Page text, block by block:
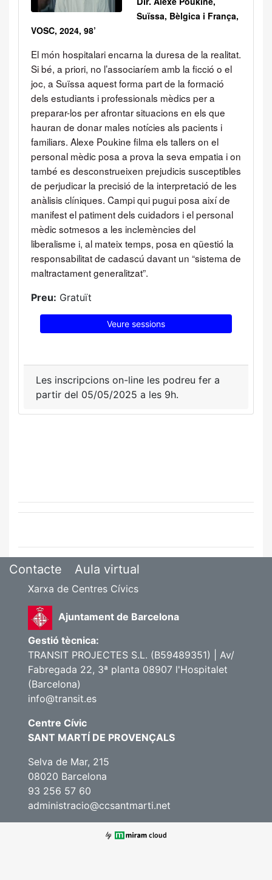
Suïssa, Bèlgica i França,
VOSC, 2024, 98’
El món hospitalari encarna la duresa de la realitat.
Si bé, a priori, no l’associaríem amb la ficció o el
joc, a Suïssa aquest forma part de la formació
dels estudiants i professionals mèdics per a
preparar-los per afrontar situacions en els que
hauran de donar males notícies als pacients i
familiars. Alexe Poukine filma els tallers on el
personal mèdic posa a prova la seva empatia i on
també es desconstrueixen prejudicis susceptibles
de perjudicar la precisió de la interpretació de les
anàlisis clíniques. Campi qui pugui posa així de
manifest el patiment dels cuidadors i el personal
mèdic sotmesos a les inclemències del
liberalisme i, al mateix temps, posa en qüestió la
responsabilitat de cadascú davant un “sistema de
maltractament generalitzat”.
Preu: Gratuït
Veure sessions
Les inscripcions on-line les podreu fer a
partir del 05/05/2025 a les 9h.
Contacte Aula virtual
Xarxa de Centres Cívics
Ajuntament de Barcelona
Gestió tècnica:
TRANSIT PROJECTES S.L. (B59489351) | Av/
Fabregada 22, 3ª planta 08907 l'Hospitalet
(Barcelona)
info@transit.es
Centre Cívic
SANT MARTÍ DE PROVENÇALS
Selva de Mar, 215
08020 Barcelona
93 256 57 60
administracio@ccsantmarti.net